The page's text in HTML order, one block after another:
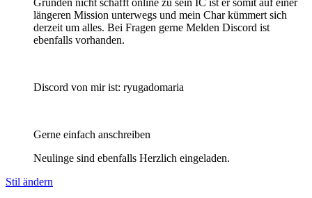
längeren Mission unterwegs und mein Char kümmert sich
derzeit um alles. Bei Fragen gerne Melden Discord ist
ebenfalls vorhanden.
Discord von mir ist: ryugadomaria
Gerne einfach anschreiben
Neulinge sind ebenfalls Herzlich eingeladen.
Stil ändern